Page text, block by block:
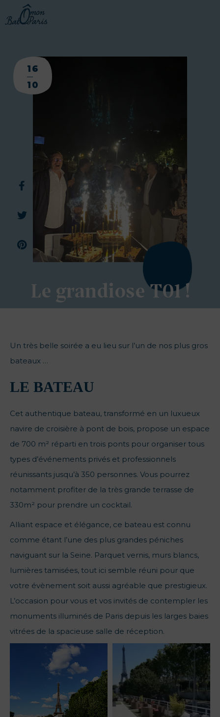
16
10
Le grandiose T01 !
Un très belle soirée a eu lieu sur l’un de nos plus gros
bateaux …
LE BATEAU
Cet authentique bateau, transformé en un luxueux
navire de croisière à pont de bois, propose un espace
de 700 m² réparti en trois ponts pour organiser tous
types d’événements privés et professionnels
réunissants jusqu’à 350 personnes. Vous pourrez
notamment profiter de la très grande terrasse de
330m² pour prendre un cocktail.
Alliant espace et élégance, ce bateau est connu
comme étant l’une des plus grandes péniches
naviguant sur la Seine. Parquet vernis, murs blancs,
lumières tamisées, tout ici semble réuni pour que
votre évènement soit aussi agréable que prestigieux.
L’occasion pour vous et vos invités de contempler les
monuments illuminés de Paris depuis les larges baies
vitrées de la spacieuse salle de réception.